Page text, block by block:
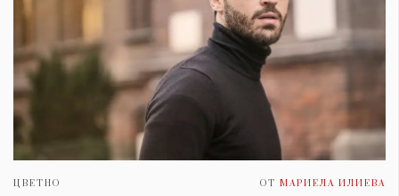
ЦВЕТНО ОТ МАРИЕЛА ИЛИЕВА